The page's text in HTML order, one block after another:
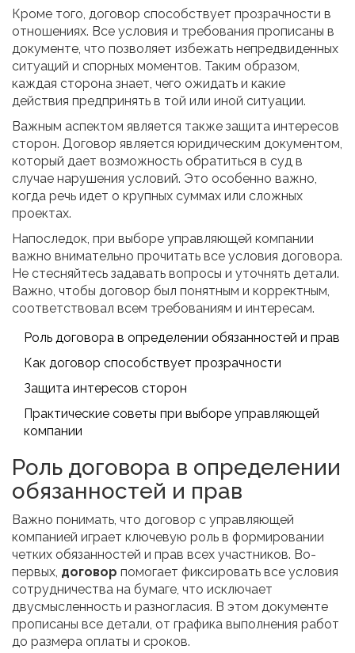
Кроме того, договор способствует прозрачности в
отношениях. Все условия и требования прописаны в
документе, что позволяет избежать непредвиденных
ситуаций и спорных моментов. Таким образом,
каждая сторона знает, чего ожидать и какие
действия предпринять в той или иной ситуации.
Важным аспектом является также защита интересов
сторон. Договор является юридическим документом,
который дает возможность обратиться в суд в
случае нарушения условий. Это особенно важно,
когда речь идет о крупных суммах или сложных
проектах.
Напоследок, при выборе управляющей компании
важно внимательно прочитать все условия договора.
Не стесняйтесь задавать вопросы и уточнять детали.
Важно, чтобы договор был понятным и корректным,
соответствовал всем требованиям и интересам.
Роль договора в определении обязанностей и прав
Как договор способствует прозрачности
Защита интересов сторон
Практические советы при выборе управляющей
компании
Роль договора в определении
обязанностей и прав
Важно понимать, что договор с управляющей
компанией играет ключевую роль в формировании
четких обязанностей и прав всех участников. Во-
первых, договор помогает фиксировать все условия
сотрудничества на бумаге, что исключает
двусмысленность и разногласия. В этом документе
прописаны все детали, от графика выполнения работ
до размера оплаты и сроков.